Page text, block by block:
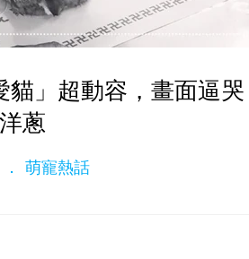
」超動容，畫面逼哭
蔥
萌寵熱話